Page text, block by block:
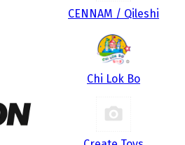
CENNAM / Qileshi
Chi Lok Bo